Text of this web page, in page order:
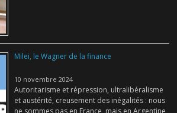
Milei, le Wagner de la finance
10 novembre 2024
Autoritarisme et répression, ultralibéralisme
et austérité, creusement des inégalités : nous
ne sommes pas en France, mais en Argentine,